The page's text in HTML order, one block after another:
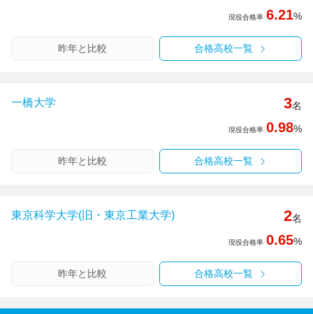
現役合格率 6.21%
昨年と比較 合格高校一覧
一橋大学 3名
現役合格率 0.98%
昨年と比較 合格高校一覧
東京科学大学(旧・東京工業大学) 2名
現役合格率 0.65%
昨年と比較 合格高校一覧